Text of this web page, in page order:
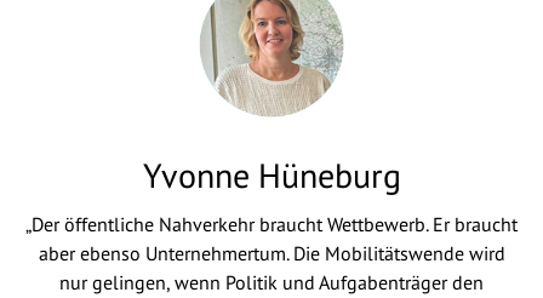
Yvonne Hüneburg
„Der öffentliche Nahverkehr braucht Wettbewerb. Er braucht
aber ebenso Unternehmertum. Die Mobilitätswende wird
nur gelingen, wenn Politik und Aufgabenträger den